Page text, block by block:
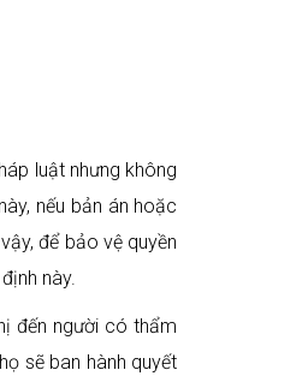
luật nhưng không
nếu bản án hoặc
để bảo vệ quyền
này.
đến người có thẩm
sẽ ban hành quyết